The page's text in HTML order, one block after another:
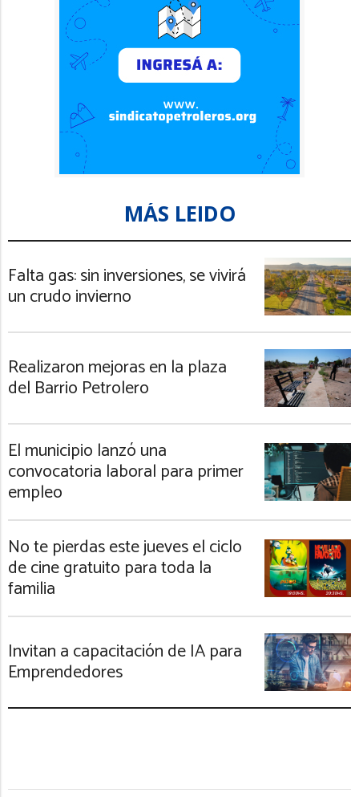
MÁS LEIDO
Falta gas: sin inversiones, se vivirá
un crudo invierno
Realizaron mejoras en la plaza
del Barrio Petrolero
El municipio lanzó una
convocatoria laboral para primer
empleo
No te pierdas este jueves el ciclo
de cine gratuito para toda la
familia
Invitan a capacitación de IA para
Emprendedores